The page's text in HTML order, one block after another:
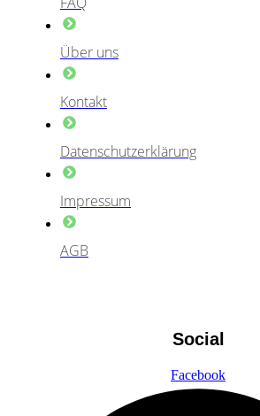
Über uns
Kontakt
Datenschutzerklärung
Impressum
AGB
Social
Facebook